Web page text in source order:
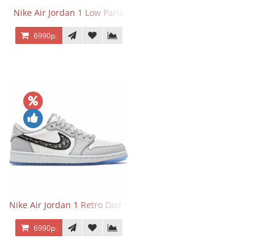
Nike Air Jordan 1 Low Paris
6990р.
Nike Air Jordan 1 Retro Dior Low
6990р.